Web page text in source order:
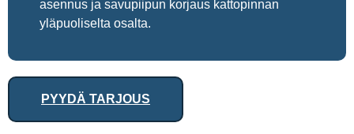
asennus ja savupiipun korjaus kattopinnan
yläpuoliselta osalta.
PYYDÄ TARJOUS